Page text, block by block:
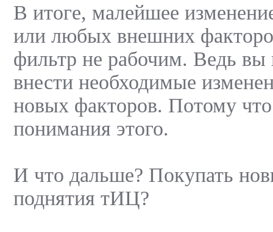
В итоге, малейшее
или любых внешних
фильтр не рабочим. Ведь вы
внести необходимые
новых факторов. Потому что
понимания этого.
И что дальше? Покупать
поднятия тИЦ?